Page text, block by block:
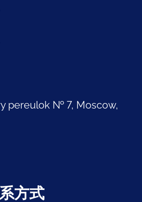
pereulok № 7, Moscow,
方式